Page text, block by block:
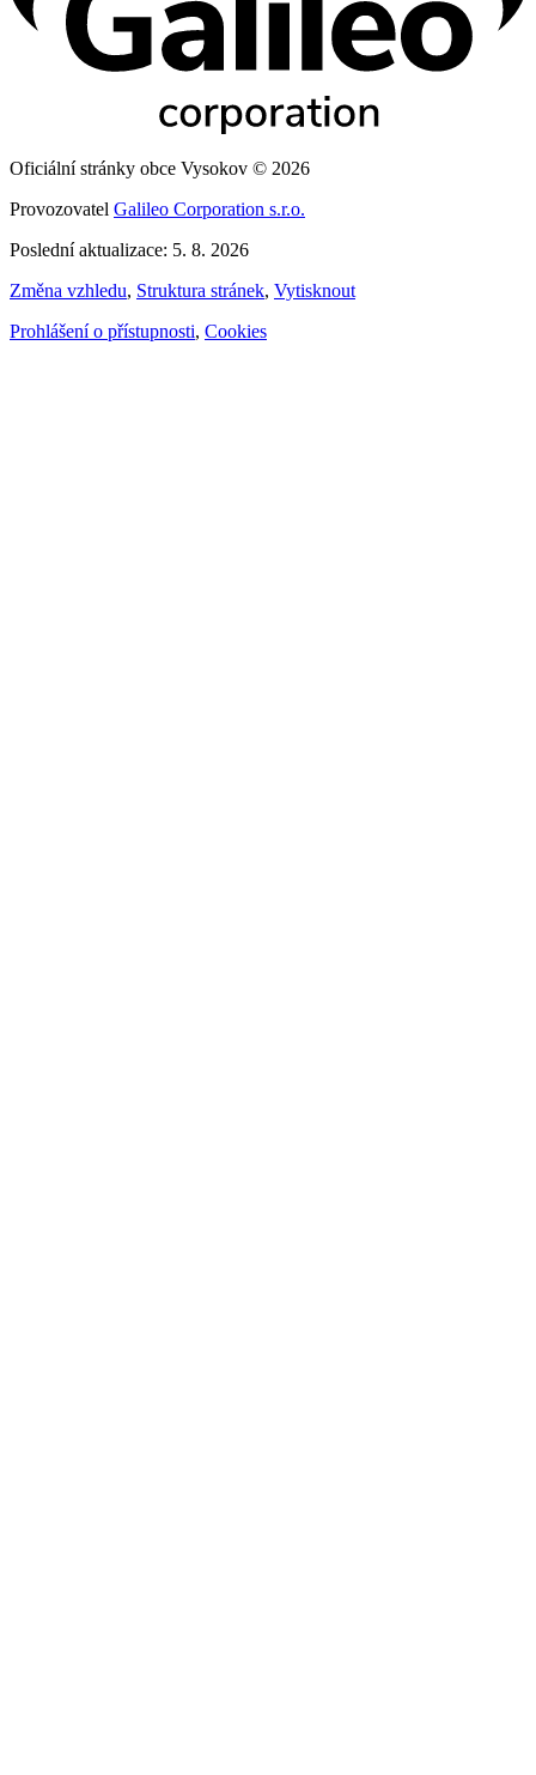
Oficiální stránky obce Vysokov © 2026
Provozovatel Galileo Corporation s.r.o.
Poslední aktualizace: 5. 8. 2026
Změna vzhledu, Struktura stránek, Vytisknout
Prohlášení o přístupnosti, Cookies